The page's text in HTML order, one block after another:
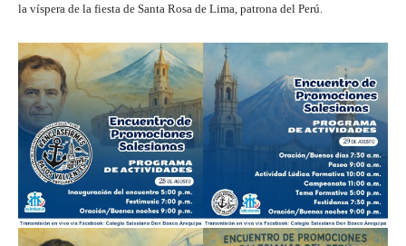
la víspera de la fiesta de Santa Rosa de Lima, patrona del Perú.